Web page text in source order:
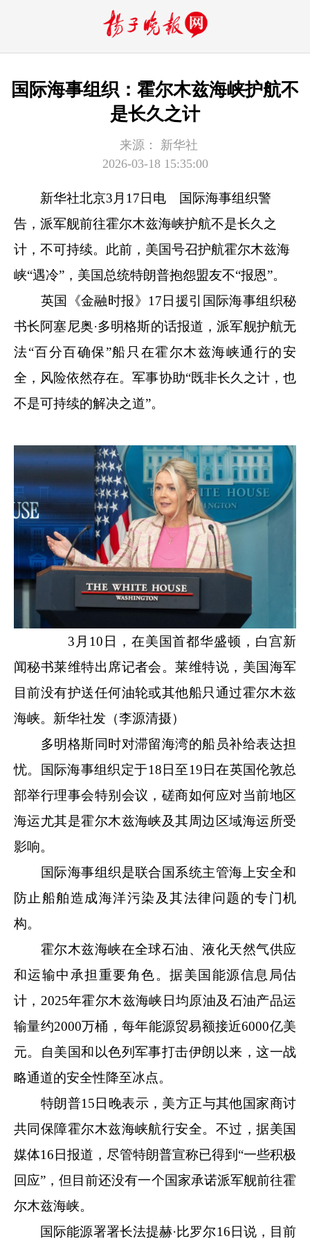
国际海事组织：霍尔木兹海峡护航不
是长久之计
来源：
新华社
2026-03-18 15:35:00
新华社北京3月17日电 国际海事组织警
告，派军舰前往霍尔木兹海峡护航不是长久之
计，不可持续。此前，美国号召护航霍尔木兹海
峡“遇冷”，美国总统特朗普抱怨盟友不“报恩”。
英国《金融时报》17日援引国际海事组织秘
书长阿塞尼奥·多明格斯的话报道，派军舰护航无
法“百分百确保”船只在霍尔木兹海峡通行的安
全，风险依然存在。军事协助“既非长久之计，也
不是可持续的解决之道”。
3月10日，在美国首都华盛顿，白宫新
闻秘书莱维特出席记者会。莱维特说，美国海军
目前没有护送任何油轮或其他船只通过霍尔木兹
海峡。新华社发（李源清摄）
多明格斯同时对滞留海湾的船员补给表达担
忧。国际海事组织定于18日至19日在英国伦敦总
部举行理事会特别会议，磋商如何应对当前地区
海运尤其是霍尔木兹海峡及其周边区域海运所受
影响。
国际海事组织是联合国系统主管海上安全和
防止船舶造成海洋污染及其法律问题的专门机
构。
霍尔木兹海峡在全球石油、液化天然气供应
和运输中承担重要角色。据美国能源信息局估
计，2025年霍尔木兹海峡日均原油及石油产品运
输量约2000万桶，每年能源贸易额接近6000亿美
元。自美国和以色列军事打击伊朗以来，这一战
略通道的安全性降至冰点。
特朗普15日晚表示，美方正与其他国家商讨
共同保障霍尔木兹海峡航行安全。不过，据美国
媒体16日报道，尽管特朗普宣称已得到“一些积极
回应”，但目前还没有一个国家承诺派军舰前往霍
尔木兹海峡。
国际能源署署长法提赫·比罗尔16日说，目前